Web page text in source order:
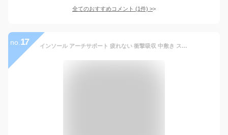
全てのおすすめコメント (1件) >
no. 17 インソール アーチサポート 疲れない 衝撃吸収 中敷き スポーツ 扁平足 姿勢強制 靴 土踏まず 消臭 レディース メンズ 立ち仕事 大きいサイズ クッション スポーツ はさみで切れる サイズ調整可能 スニーカー パンプス 革靴 負担軽減 通気性